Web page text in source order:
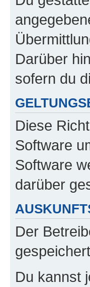
Darüber
sofern du
Diese
Software
Software
darüber
Der
Du kannst